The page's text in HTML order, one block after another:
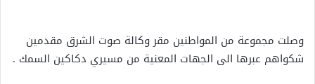
وصلت مجموعة من المواطنين مقر وكالة صوت الشرق مقدمين
شكواهم عبرها الى الجهات المعنية من مسيري دكاكين السمك .